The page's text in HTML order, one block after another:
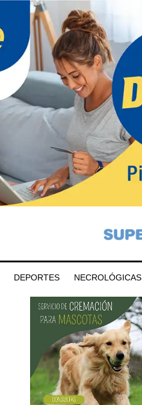
DEPORTES NECROLÓGICAS